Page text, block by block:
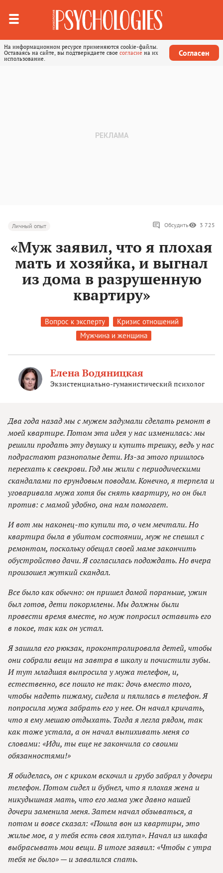
На информационном ресурсе применяются cookie-файлы.
Оставаясь на сайте, вы подтверждаете свое согласие на их
использование.
Согласен
Личный опыт Обсудить 3 725
«Муж заявил, что я плохая
мать и хозяйка, и выгнал
из дома в разрушенную
квартиру»
Вопрос к эксперту
Кризис отношений
Мужчина и женщина
Елена Водяницкая
Экзистенциально-гуманистический психолог
Два года назад мы с мужем задумали сделать ремонт в
моей квартире. Потом эта идея у нас изменилась: мы
решили продать эту двушку и купить трешку, ведь у нас
подрастают разнополые дети. Из-за этого пришлось
переехать к свекрови. Год мы жили с периодическими
скандалами по ерундовым поводам. Конечно, я терпела и
уговаривала мужа хотя бы снять квартиру, но он был
против: с мамой удобно, она нам помогает.
И вот мы наконец-то купили то, о чем мечтали. Но
квартира была в убитом состоянии, муж не спешил с
ремонтом, поскольку обещал своей маме закончить
обустройство дачи. Я согласилась подождать. Но вчера
произошел жуткий скандал.
Все было как обычно: он пришел домой пораньше, ужин
был готов, дети покормлены. Мы должны были
провести время вместе, но муж попросил оставить его
в покое, так как он устал.
Я зашила его рюкзак, проконтролировала детей, чтобы
они собрали вещи на завтра в школу и почистили зубы.
И тут младшая выпросила у мужа телефон, и,
естественно, все пошло не так: дочь вместо того,
чтобы надеть пижаму, сидела и пялилась в телефон. Я
попросила мужа забрать его у нее. Он начал кричать,
что я ему мешаю отдыхать. Тогда я легла рядом, так
как тоже устала, а он начал выпихивать меня со
словами: «Иди, ты еще не закончила со своими
обязанностями!»
Я обиделась, он с криком вскочил и грубо забрал у дочери
телефон. Потом сидел и бубнел, что я плохая жена и
никудышная мать, что его мама уже давно нашей
дочери заменила меня. Затем начал обзываться, а
потом и вовсе сказал: «Пошла вон из квартиры, это
жилье мое, а у тебя есть своя халупа». Начал из шкафа
выбрасывать мои вещи. В итоге заявил: «Чтобы с утра
тебя не было» — и завалился спать.